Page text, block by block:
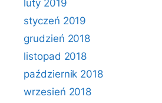
luty 2019
styczeń 2019
grudzień 2018
listopad 2018
październik 2018
wrzesień 2018